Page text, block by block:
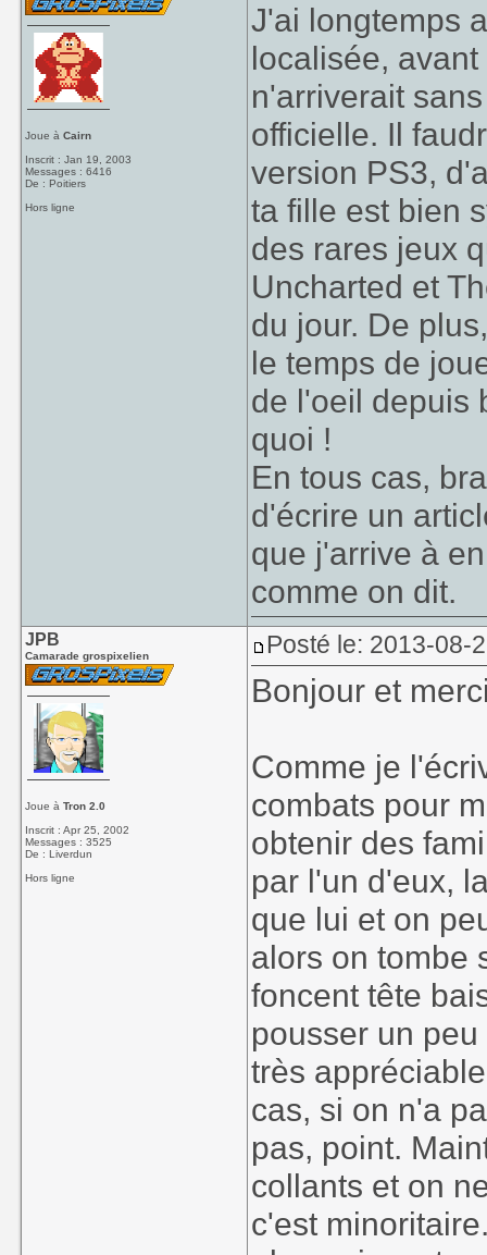
Joue àCairn
Inscrit : Jan 19, 2003
Messages : 6416
De : Poitiers
Hors ligne
J'ai longtemps
localisée,
n'arriverait
officielle. Il
version PS3,
ta fille est bien
des rares jeux
Uncharted et
du jour. De
le temps de
de l'oeil depuis
quoi !
En tous cas,
d'écrire un
que j'arrive à
comme on dit.
JPB
Camarade grospixelien
Joue àTron 2.0
Inscrit : Apr 25, 2002
Messages : 3525
De : Liverdun
Hors ligne
Posté le: 2013-08-
Bonjour et
Comme je
combats pour
obtenir des
par l'un d'eux,
que lui et on
alors on tombe
foncent tête
pousser un
très
cas, si on n'a
pas, point.
collants et on
c'est